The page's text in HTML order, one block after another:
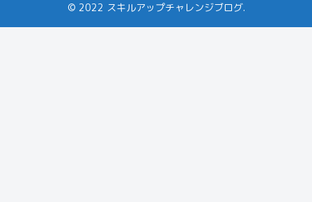
© 2022 スキルアップチャレンジブログ.